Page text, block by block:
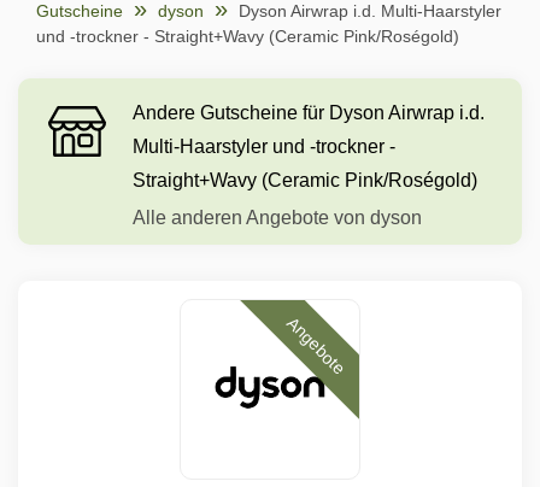
Gutscheine dyson
Dyson Airwrap i.d. Multi-Haarstyler
und -trockner - Straight+Wavy (Ceramic Pink/Roségold)
Andere Gutscheine für Dyson Airwrap i.d.
Multi-Haarstyler und -trockner -
Straight+Wavy (Ceramic Pink/Roségold)
Alle anderen Angebote von dyson
Angebote